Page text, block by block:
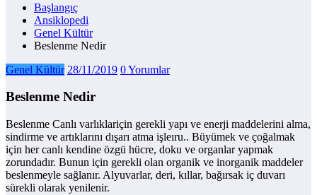
Başlangıç
Ansiklopedi
Genel Kültür
Beslenme Nedir
Genel Kültür 28/11/2019 0 Yorumlar
Beslenme Nedir
Beslenme Canlı varlıklariçin gerekli yapı ve enerji maddelerini alma,
sindirme ve artıklarını dışarı atma işleıru.. Büyümek ve çoğalmak
için her canlı kendine özgü hücre, doku ve organlar yapmak
zorundadır. Bunun için gerekli olan organik ve inorganik maddeler
beslenmeyle sağlanır. Alyuvarlar, deri, kıllar, bağırsak iç duvarı
sürekli olarak yenilenir.